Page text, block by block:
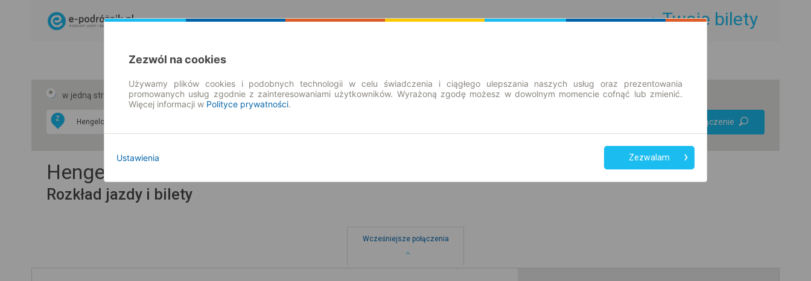
Twoje bilety
w jedną stronę w obie strony
Z
Tylko bilet online
Znajdź połączenie
Hengelo → Siedlce
Rozkład jazdy i bilety
Wcześniejsze połączenia
Zezwól na cookies
Używamy plików cookies i podobnych technologii w celu świadczenia i ciągłego ulepszania naszych usług oraz prezentowania
promowanych usług zgodnie z zainteresowaniami użytkowników. Wyrażoną zgodę możesz w dowolnym momencie cofnąć lub zmienić.
Więcej informacji w Polityce prywatności.
Ustawienia Zezwalam